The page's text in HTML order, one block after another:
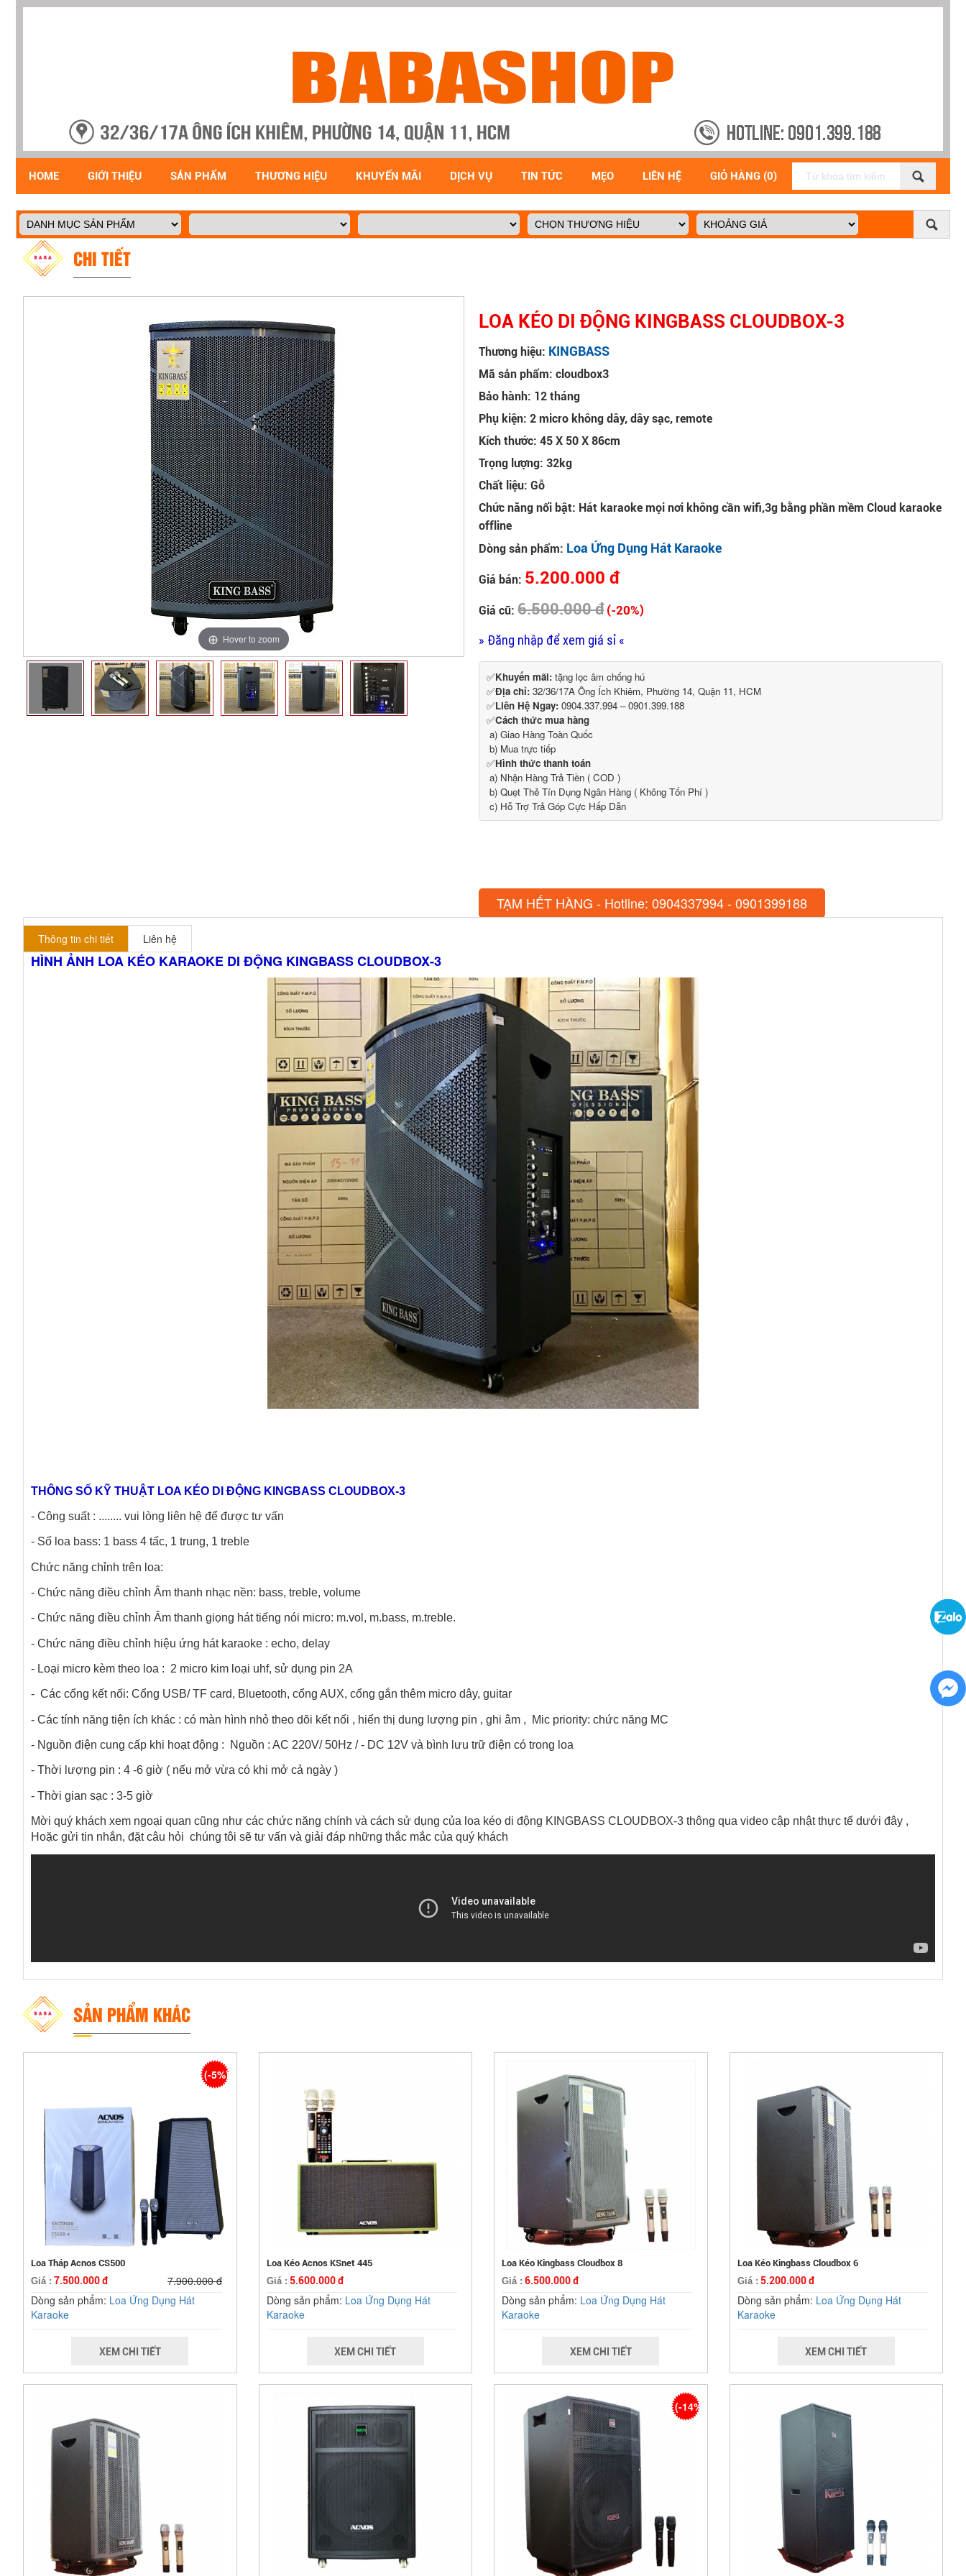
HOME GIỚI THIỆU SẢN PHẨM THƯƠNG HIỆU KHUYẾN MÃI DỊCH VỤ TIN TỨC MẸO LIÊN HỆ GIỎ HÀNG (0)
CHI TIẾT
Hover to zoom
LOA KÉO DI ĐỘNG KINGBASS CLOUDBOX-3
Thương hiệu: KINGBASS
Mã sản phẩm: cloudbox3
Bảo hành: 12 tháng
Phụ kiện: 2 micro không dây, dây sạc, remote
Kích thước: 45 X 50 X 86cm
Trọng lượng: 32kg
Chất liệu: Gỗ
Chức năng nổi bật: Hát karaoke mọi nơi không cần wifi,3g bằng phần mềm Cloud karaoke
offline
Dòng sản phẩm: Loa Ứng Dụng Hát Karaoke
Giá bán: 5.200.000 đ
Giá cũ:6.500.000 đ (-20%)
» Đăng nhập để xem giá sỉ «
✅Khuyến mãi: tặng lọc âm chống hú
✅Địa chỉ: 32/36/17A Ông Ích Khiêm, Phường 14, Quận 11, HCM
✅Liên Hệ Ngay: 0904.337.994 – 0901.399.188
✅Cách thức mua hàng
a) Giao Hàng Toàn Quốc
b) Mua trực tiếp
✅Hình thức thanh toán
a) Nhận Hàng Trả Tiền ( COD )
b) Quẹt Thẻ Tín Dụng Ngân Hàng ( Không Tốn Phí )
c) Hỗ Trợ Trả Góp Cực Hấp Dẫn
TẠM HẾT HÀNG - Hotline: 0904337994 - 0901399188
Thông tin chi tiết Liên hệ
HÌNH ẢNH LOA KÉO KARAOKE DI ĐỘNG KINGBASS CLOUDBOX-3
THÔNG SỐ KỸ THUẬT LOA KÉO DI ĐỘNG KINGBASS CLOUDBOX-3
- Công suất : ........ vui lòng liên hệ để được tư vấn
- Số loa bass: 1 bass 4 tấc, 1 trung, 1 treble
Chức năng chỉnh trên loa:
- Chức năng điều chỉnh Âm thanh nhạc nền: bass, treble, volume
- Chức năng điều chỉnh Âm thanh giọng hát tiếng nói micro: m.vol, m.bass, m.treble.
- Chức năng điều chỉnh hiệu ứng hát karaoke : echo, delay
- Loại micro kèm theo loa :  2 micro kim loại uhf, sử dụng pin 2A
-  Các cổng kết nối: Cổng USB/ TF card, Bluetooth, cổng AUX, cổng gắn thêm micro dây, guitar
- Các tính năng tiện ích khác : có màn hình nhỏ theo dõi kết nối , hiển thị dung lượng pin , ghi âm ,  Mic priority: chức năng MC
- Nguồn điện cung cấp khi hoạt động :  Nguồn : AC 220V/ 50Hz / - DC 12V và bình lưu trữ điện có trong loa
- Thời lượng pin : 4 -6 giờ ( nếu mở vừa có khi mở cả ngày )
- Thời gian sạc : 3-5 giờ
Mời quý khách xem ngoại quan cũng như các chức năng chính và cách sử dụng của loa kéo di động KINGBASS CLOUDBOX-3 thông qua video cập nhật thực tế dưới đây ,
Hoặc gửi tin nhắn, đặt câu hỏi  chúng tôi sẽ tư vấn và giải đáp những thắc mắc của quý khách
SẢN PHẨM KHÁC
Loa Tháp Acnos CS500
Giá : 7.500.000 đ 7.900.000 đ
(-5%)
Dòng sản phẩm: Loa Ứng Dụng Hát
Karaoke
XEM CHI TIẾT
Loa Kéo Acnos KSnet 445
Giá : 5.600.000 đ
Dòng sản phẩm: Loa Ứng Dụng Hát
Karaoke
XEM CHI TIẾT
Loa Kéo Kingbass Cloudbox 8
Giá : 6.500.000 đ
Dòng sản phẩm: Loa Ứng Dụng Hát
Karaoke
XEM CHI TIẾT
Loa Kéo Kingbass Cloudbox 6
Giá : 5.200.000 đ
Dòng sản phẩm: Loa Ứng Dụng Hát
Karaoke
XEM CHI TIẾT
(-14%)